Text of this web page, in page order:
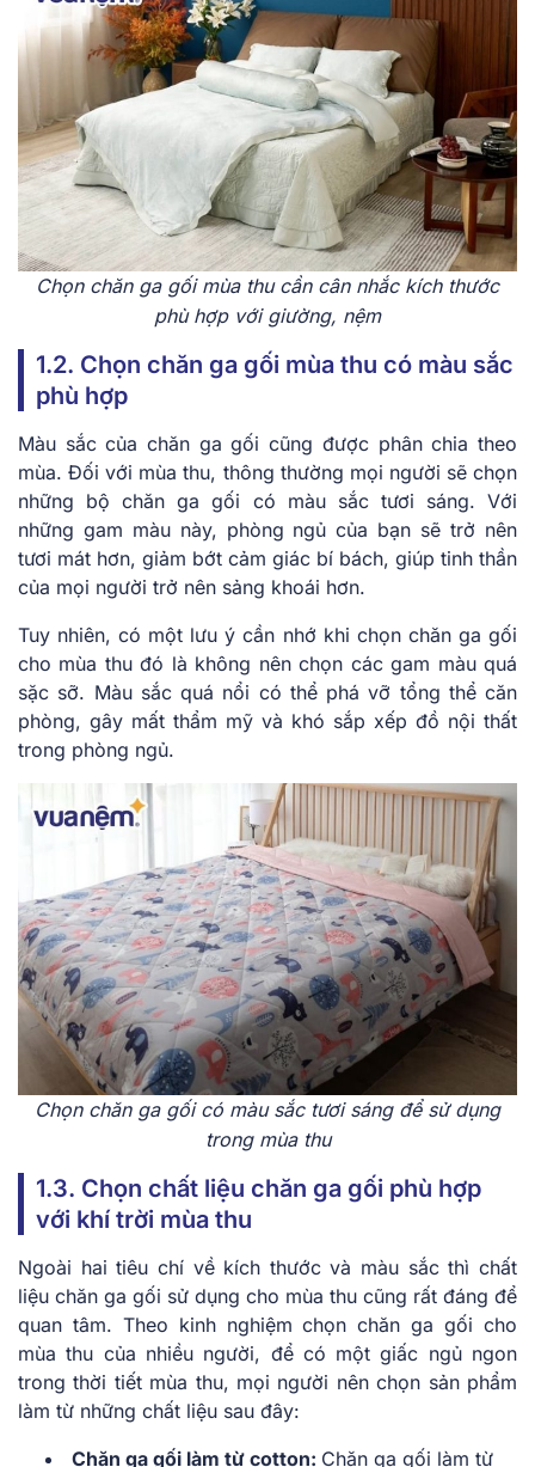
Chọn chăn ga gối mùa thu cần cân nhắc kích thước
phù hợp với giường, nệm
1.2. Chọn chăn ga gối mùa thu có màu sắc
phù hợp
Màu sắc của chăn ga gối cũng được phân chia theo
mùa. Đối với mùa thu, thông thường mọi người sẽ chọn
những bộ chăn ga gối có màu sắc tươi sáng. Với
những gam màu này, phòng ngủ của bạn sẽ trở nên
tươi mát hơn, giảm bớt cảm giác bí bách, giúp tinh thần
của mọi người trở nên sảng khoái hơn.
Tuy nhiên, có một lưu ý cần nhớ khi chọn chăn ga gối
cho mùa thu đó là không nên chọn các gam màu quá
sặc sỡ. Màu sắc quá nổi có thể phá vỡ tổng thể căn
phòng, gây mất thẩm mỹ và khó sắp xếp đồ nội thất
trong phòng ngủ.
Chọn chăn ga gối có màu sắc tươi sáng để sử dụng
trong mùa thu
1.3. Chọn chất liệu chăn ga gối phù hợp
với khí trời mùa thu
Ngoài hai tiêu chí về kích thước và màu sắc thì chất
liệu chăn ga gối sử dụng cho mùa thu cũng rất đáng để
quan tâm. Theo kinh nghiệm chọn chăn ga gối cho
mùa thu của nhiều người, để có một giấc ngủ ngon
trong thời tiết mùa thu, mọi người nên chọn sản phẩm
làm từ những chất liệu sau đây:
Chăn ga gối làm từ cotton: Chăn ga gối làm từ